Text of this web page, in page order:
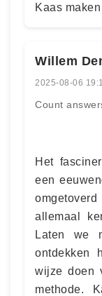
Kaas
Willem
2025-08-06
Count
Het
een
allemaal
Laten we
ontdekken
wijze doen
methode.